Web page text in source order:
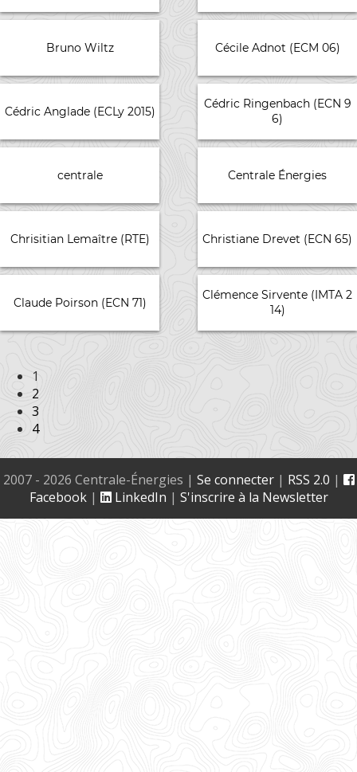
Bruno Wiltz Cécile Adnot (ECM 06)
Cédric Anglade (ECLy 2015)
Cédric Ringenbach (ECN 9
6)
centrale Centrale Énergies
Chrisitian Lemaître (RTE) Christiane Drevet (ECN 65)
Claude Poirson (ECN 71)
Clémence Sirvente (IMTA 2
14)
1
2
3
4
2007 - 2026 Centrale-Énergies | Se connecter| RSS 2.0 |
Facebook| LinkedIn | S'inscrire à la Newsletter